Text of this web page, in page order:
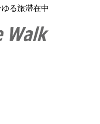
る旅滞在中